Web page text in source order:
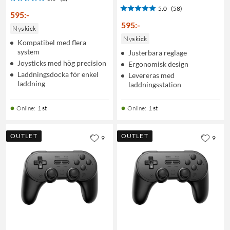
595:-
Nyskick
Kompatibel med flera
system
Joysticks med hög precision
Laddningsdocka för enkel
laddning
Online: 1 st
5.0 (58)
595:-
Nyskick
Justerbara reglage
Ergonomisk design
Levereras med
laddningsstation
Online: 1 st
OUTLET 9 OUTLET 9